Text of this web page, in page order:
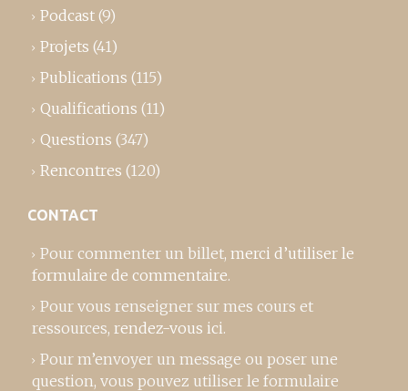
Podcast (9)
Projets (41)
Publications (115)
Qualifications (11)
Questions (347)
Rencontres (120)
CONTACT
Pour commenter un billet, merci d’utiliser le
formulaire de commentaire.
Pour vous renseigner sur mes cours et
ressources, rendez-vous ici.
Pour m’envoyer un message ou poser une
question, vous pouvez utiliser le formulaire